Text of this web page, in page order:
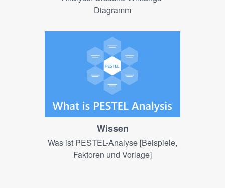
Diagramm
Wissen
Was ist PESTEL-Analyse [Beispiele,
Faktoren und Vorlage]